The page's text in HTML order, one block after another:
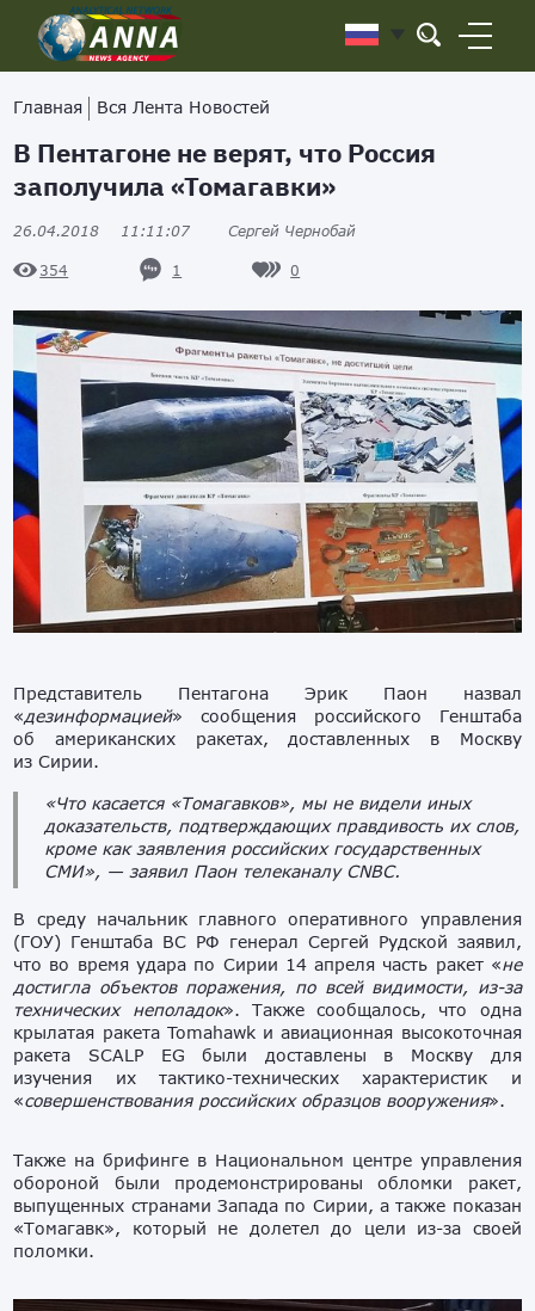
Главная Вся Лента Новостей
В Пентагоне не верят, что Россия
заполучила «Томагавки»
26.04.2018 11:11:07 Сергей Чернобай
354 1 0
Представитель Пентагона Эрик Паон назвал
«дезинформацией» сообщения российского Генштаба
об американских ракетах, доставленных в Москву
из Сирии.
«Что касается «Томагавков», мы не видели иных
доказательств, подтверждающих правдивость их слов,
кроме как заявления российских государственных
СМИ», — заявил Паон телеканалу CNBC.
В среду начальник главного оперативного управления
(ГОУ) Генштаба ВС РФ генерал Сергей Рудской заявил,
что во время удара по Сирии 14 апреля часть ракет «не
достигла объектов поражения, по всей видимости, из-за
технических неполадок». Также сообщалось, что одна
крылатая ракета Tomahawk и авиационная высокоточная
ракета SCALP EG были доставлены в Москву для
изучения их тактико-технических характеристик и
«совершенствования российских образцов вооружения».
Также на брифинге в Национальном центре управления
обороной были продемонстрированы обломки ракет,
выпущенных странами Запада по Сирии, а также показан
«Томагавк», который не долетел до цели из-за своей
поломки.